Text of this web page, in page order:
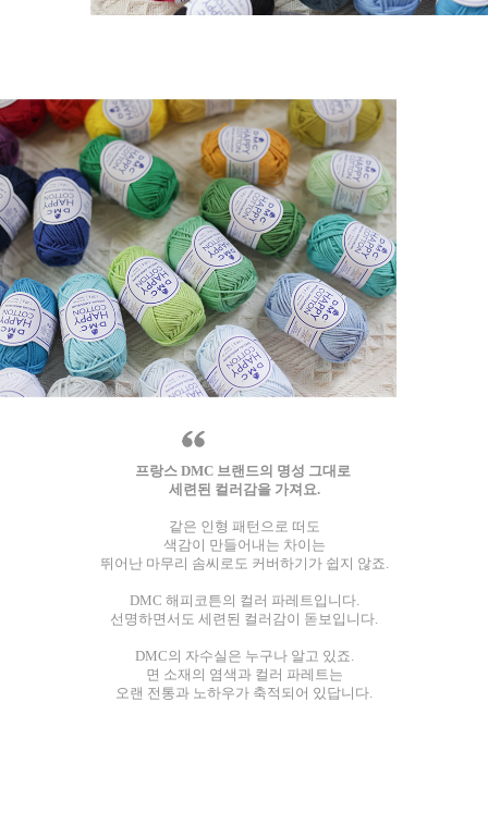
프랑스 DMC 브랜드의 명성 그대로
세련된 컬러감을 가져요.
같은 인형 패턴으로 떠도
색감이 만들어내는 차이는
뛰어난 마무리 솜씨로도 커버하기가 쉽지 않죠.
DMC 해피코튼의 컬러 파레트입니다.
선명하면서도 세련된 컬러감이 돋보입니다.
DMC의 자수실은 누구나 알고 있죠.
면 소재의 염색과 컬러 파레트는
오랜 전통과 노하우가 축적되어 있답니다.